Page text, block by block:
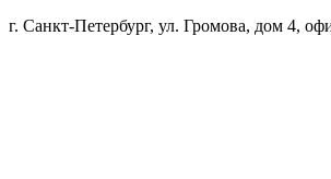
г. Санкт-Петербург, ул. Громова, дом 4,